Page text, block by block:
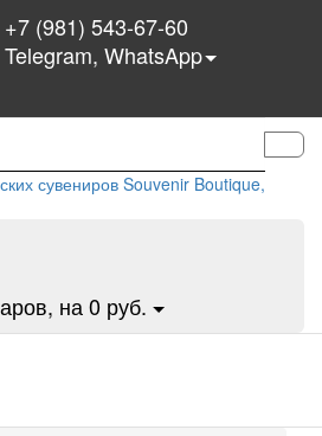
+7 (981) 543-67-60
Telegram, WhatsApp
на 0 руб.